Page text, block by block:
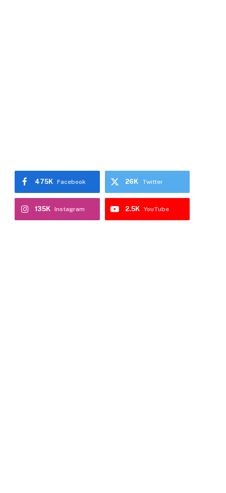
Facebook
475K Twitter
26K
Instagram
135K YouTube
2.5K